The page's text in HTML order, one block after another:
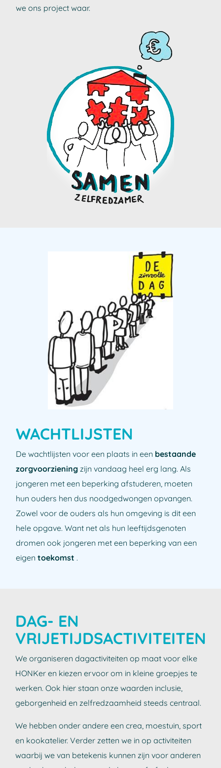
we ons project waar.
WACHTLIJSTEN
De wachtlijsten voor een plaats in een bestaande
zorgvoorziening zijn vandaag heel erg lang. Als
jongeren met een beperking afstuderen, moeten
hun ouders hen dus noodgedwongen opvangen.
Zowel voor de ouders als hun omgeving is dit een
hele opgave. Want net als hun leeftijdsgenoten
dromen ook jongeren met een beperking van een
eigen toekomst .
DAG- EN
VRIJETIJDSACTIVITEITEN
We organiseren dagactiviteiten op maat voor elke
HONKer en kiezen ervoor om in kleine groepjes te
werken. Ook hier staan onze waarden inclusie,
geborgenheid en zelfredzaamheid steeds centraal.
We hebben onder andere een crea, moestuin, sport
en kookatelier. Verder zetten we in op activiteiten
waarbij we van betekenis kunnen zijn voor anderen